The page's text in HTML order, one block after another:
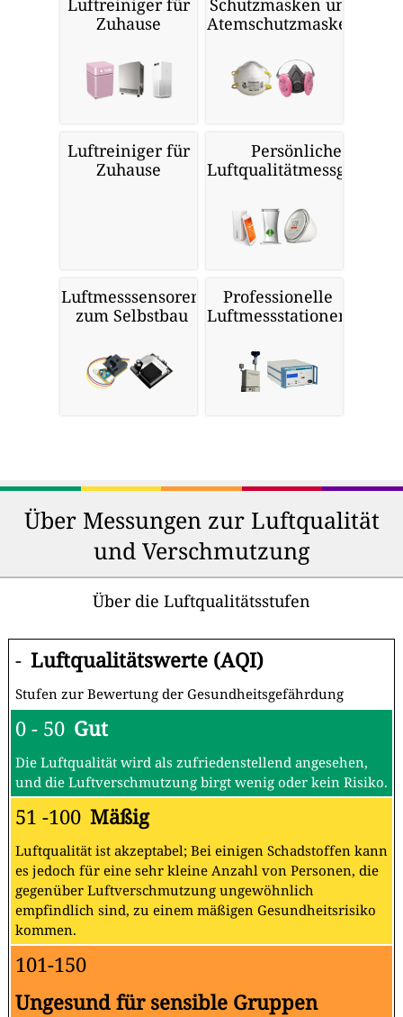
Luftreiniger für
Zuhause
Schutzmasken und
Atemschutzmasken
Luftreiniger für
Zuhause
Persönliche
Luftqualitätmessgeräte
Luftmesssensoren
zum Selbstbau
Professionelle
Luftmessstationen
Über Messungen zur Luftqualität
und Verschmutzung
Über die Luftqualitätsstufen
- Luftqualitätswerte (AQI)
Stufen zur Bewertung der Gesundheitsgefährdung
0 - 50 Gut
Die Luftqualität wird als zufriedenstellend angesehen,
und die Luftverschmutzung birgt wenig oder kein Risiko.
51 -100 Mäßig
Luftqualität ist akzeptabel; Bei einigen Schadstoffen kann
es jedoch für eine sehr kleine Anzahl von Personen, die
gegenüber Luftverschmutzung ungewöhnlich
empfindlich sind, zu einem mäßigen Gesundheitsrisiko
kommen.
101-150
Ungesund für sensible Gruppen